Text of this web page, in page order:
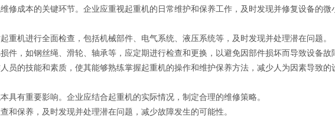
成本的关键环节。企业应重视起重机的日常维护和保养工作，及时发现并修复设备的微
机进行全面检查，包括机械部件、电气系统、液压系统等，及时发现并处理潜在问题。
，如钢丝绳、滑轮、轴承等，应定期进行检查和更换，以避免因部件损坏而导致设备故
的技能和素质，使其能够熟练掌握起重机的操作和维护保养方法，减少人为因素导致的
有重要影响。企业应结合起重机的实际情况，制定合理的维修策略。
保养，及时发现并处理潜在问题，减少故障发生的可能性。